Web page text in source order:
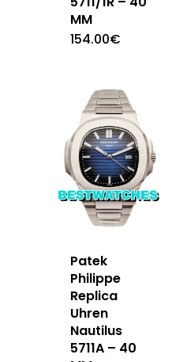
MM
154.00€
Patek
Philippe
Replica
Uhren
Nautilus
5711A – 40